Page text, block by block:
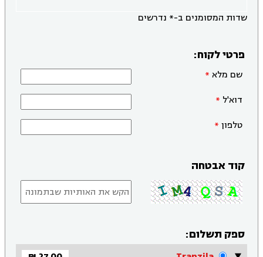
שדות המסומנים ב-* נדרשים
פרטי לקוח:
שם מלא
דוא'ל
טלפון
קוד אבטחה
ספק תשלום: